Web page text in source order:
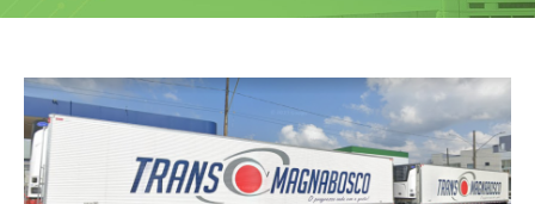
INTEGRAÇÕES
BLOG
CONTATO